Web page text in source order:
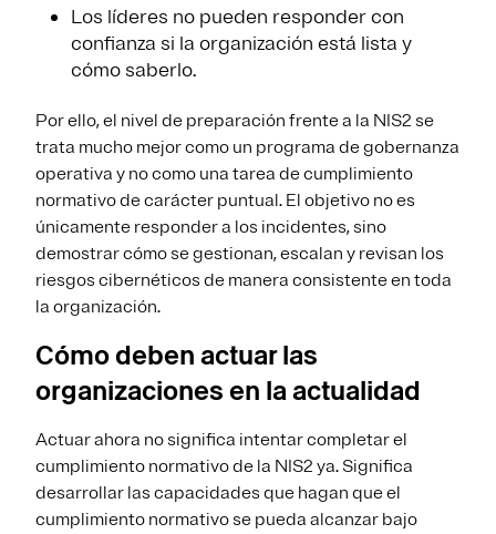
Los líderes no pueden responder con
confianza si la organización está lista y
cómo saberlo.
Por ello, el nivel de preparación frente a la NIS2 se
trata mucho mejor como un programa de gobernanza
operativa y no como una tarea de cumplimiento
normativo de carácter puntual. El objetivo no es
únicamente responder a los incidentes, sino
demostrar cómo se gestionan, escalan y revisan los
riesgos cibernéticos de manera consistente en toda
la organización.
Cómo deben actuar las
organizaciones en la actualidad
Actuar ahora no significa intentar completar el
cumplimiento normativo de la NIS2 ya. Significa
desarrollar las capacidades que hagan que el
cumplimiento normativo se pueda alcanzar bajo